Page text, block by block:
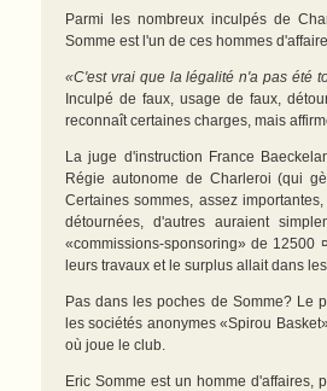
Parmi les nombreux inculpés de
Somme est l'un de ces hommes
«C'est vrai que la légalité n'a pas été
Inculpé de faux, usage de faux,
reconnaît certaines charges, mais
La juge d'instruction France
Régie autonome de Charleroi (qui
Certaines sommes, assez
détournées, d'autres auraient
«commissions-sponsoring» de 12500
leurs travaux et le surplus allait dans
Pas dans les poches de Somme? Le
les sociétés anonymes «Spirou
où joue le club.
Eric Somme est un homme d'affaires,